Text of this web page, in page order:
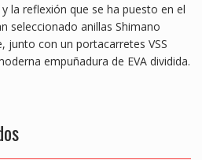
la reflexión que se ha puesto en el
seleccionado anillas Shimano
junto con un portacarretes VSS
empuñadura de EVA dividida.